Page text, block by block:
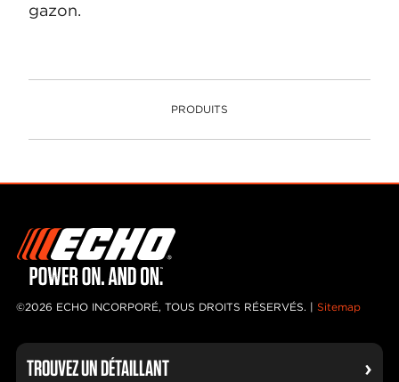
gazon.
PRODUITS
PRODUITS
©2026 ECHO INCORPORÉ, TOUS DROITS RÉSERVÉS. | Sitemap
TROUVEZ UN DÉTAILLANT